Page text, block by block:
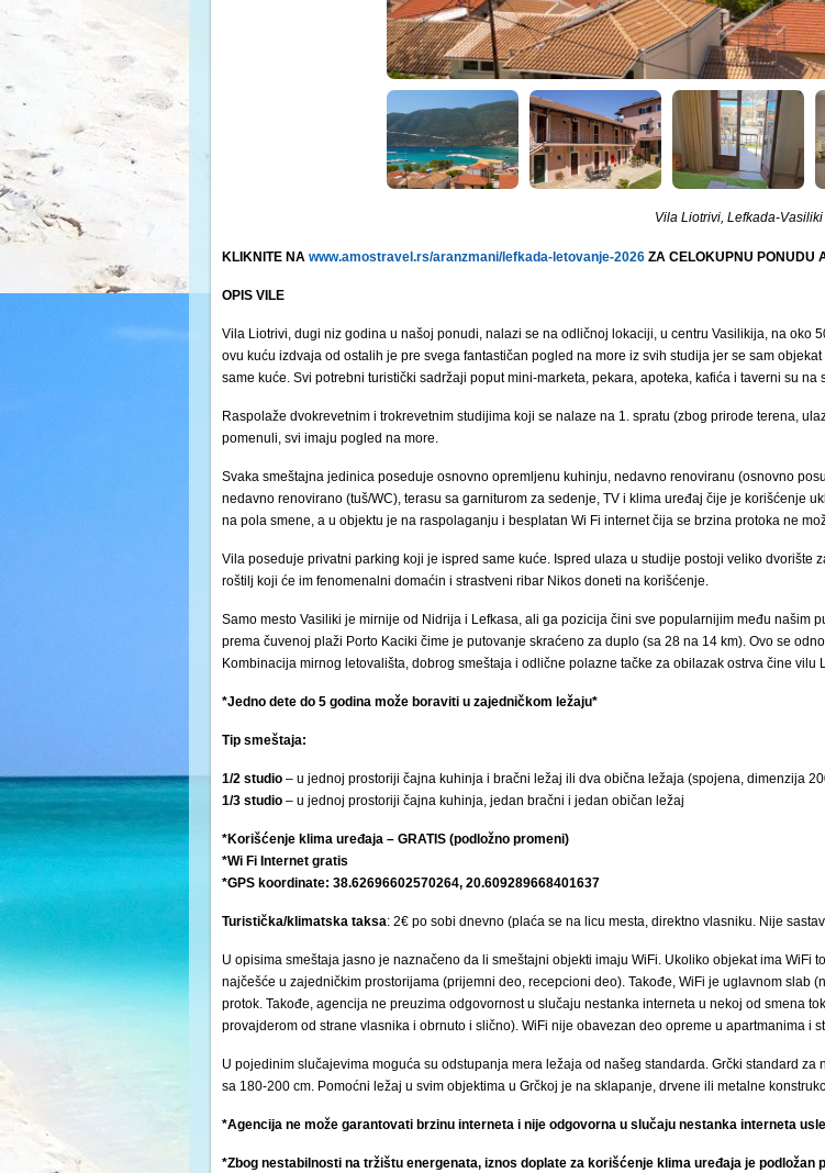
Vila Liotrivi, Lefkada-Vasiliki
KLIKNITE NA www.amostravel.rs/aranzmani/lefkada-letovanje-2026 ZA CELOKUPNU PONUDU
OPIS VILE
Vila Liotrivi, dugi niz godina u našoj ponudi, nalazi se na odličnoj lokaciji, u centru Vasilikija, na oko
ovu kuću izdvaja od ostalih je pre svega fantastičan pogled na more iz svih studija jer se sam
same kuće. Svi potrebni turistički sadržaji poput mini-marketa, pekara, apoteka, kafića i taverni su na
Raspolaže dvokrevetnim i trokrevetnim studijima koji se nalaze na 1. spratu (zbog prirode terena,
pomenuli, svi imaju pogled na more.
Svaka smeštajna jedinica poseduje osnovno opremljenu kuhinju, nedavno renoviranu (osnovno
nedavno renovirano (tuš/WC), terasu sa garniturom za sedenje, TV i klima uređaj čije je korišćenje
na pola smene, a u objektu je na raspolaganju i besplatan Wi Fi internet čija se brzina protoka ne
Vila poseduje privatni parking koji je ispred same kuće. Ispred ulaza u studije postoji veliko dvorište
roštilj koji će im fenomenalni domaćin i strastveni ribar Nikos doneti na korišćenje.
Samo mesto Vasiliki je mirnije od Nidrija i Lefkasa, ali ga pozicija čini sve popularnijim među našim
prema čuvenoj plaži Porto Kaciki čime je putovanje skraćeno za duplo (sa 28 na 14 km). Ovo se
Kombinacija mirnog letovališta, dobrog smeštaja i odlične polazne tačke za obilazak ostrva čine
*Jedno dete do 5 godina može boraviti u zajedničkom ležaju*
Tip smeštaja:
1/2 studio – u jednoj prostoriji čajna kuhinja i bračni ležaj ili dva obična ležaja (spojena, dimenzija
1/3 studio – u jednoj prostoriji čajna kuhinja, jedan bračni i jedan običan ležaj
*Korišćenje klima uređaja – GRATIS (podložno promeni)
*Wi Fi Internet gratis
*GPS koordinate: 38.62696602570264, 20.609289668401637
Turistička/klimatska taksa: 2€ po sobi dnevno (plaća se na licu mesta, direktno vlasniku. Nije
U opisima smeštaja jasno je naznačeno da li smeštajni objekti imaju WiFi. Ukoliko objekat ima WiFi
najčešće u zajedničkim prostorijama (prijemni deo, recepcioni deo). Takođe, WiFi je uglavnom slab
protok. Takođe, agencija ne preuzima odgovornost u slučaju nestanka interneta u nekoj od smena
provajderom od strane vlasnika i obrnuto i slično). WiFi nije obavezan deo opreme u apartmanima i
U pojedinim slučajevima moguća su odstupanja mera ležaja od našeg standarda. Grčki standard
sa 180-200 cm. Pomoćni ležaj u svim objektima u Grčkoj je na sklapanje, drvene ili metalne
*Agencija ne može garantovati brzinu interneta i nije odgovorna u slučaju nestanka interneta
*Zbog nestabilnosti na tržištu energenata, iznos doplate za korišćenje klima uređaja je